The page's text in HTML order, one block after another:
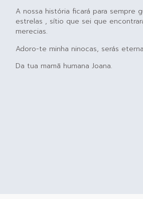
A nossa história ficará para sempre
estrelas , sítio que sei que
merecias.
Adoro-te minha ninocas, serás
Da tua mamã humana Joana.